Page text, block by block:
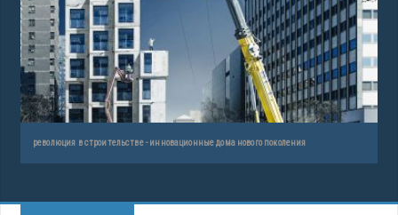
революция в строительстве - инновационные дома нового поколения